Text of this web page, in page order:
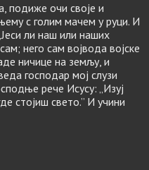
подиже очи своје и
с голим мачем у руци. И
ли наш или наших
него сам војвода војске
ничице на земљу, и
господар мој слузи
рече Исусу: „Изуј
стојиш свето.” И учини